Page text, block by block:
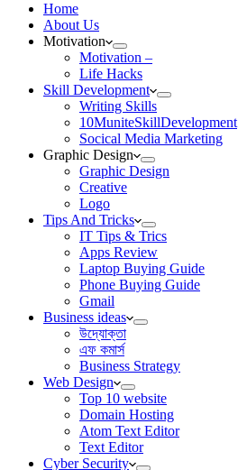
Home
About Us
Motivation
Motivation –
Life Hacks
Skill Development
Writing Skills
10MuniteSkillDevelopment
Socical Media Marketing
Graphic Design
Graphic Design
Creative
Logo
Tips And Tricks
IT Tips & Trics
Apps Review
Laptop Buying Guide
Phone Buying Guide
Gmail
Business ideas
উদ্যোক্তা
এফ কমার্স
Business Strategy
Web Design
Top 10 website
Domain Hosting
Atom Text Editor
Text Editor
Cyber Security